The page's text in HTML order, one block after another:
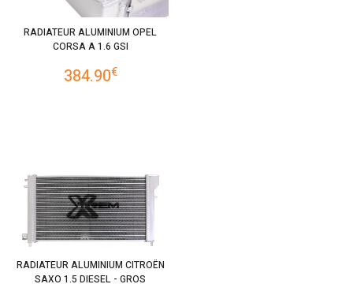
RADIATEUR ALUMINIUM OPEL
CORSA A 1.6 GSI
384.90€
RADIATEUR ALUMINIUM CITROËN
SAXO 1.5 DIESEL - GROS